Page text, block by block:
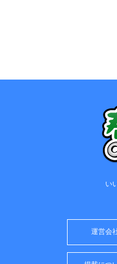
い
運営会